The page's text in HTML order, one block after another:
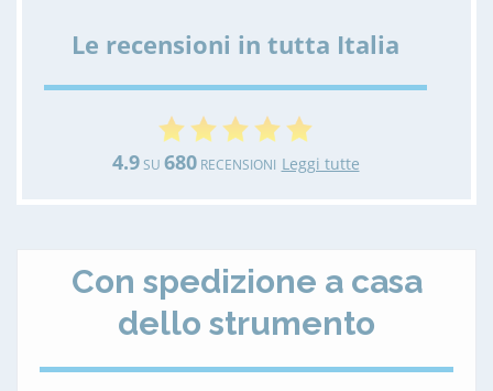
Le recensioni in tutta Italia
4.9SU 680RECENSIONI Leggi tutte
Con spedizione a casa
dello strumento